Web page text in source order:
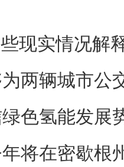
现实情况解
两辆城市公
色氢能发展
将在密歇根